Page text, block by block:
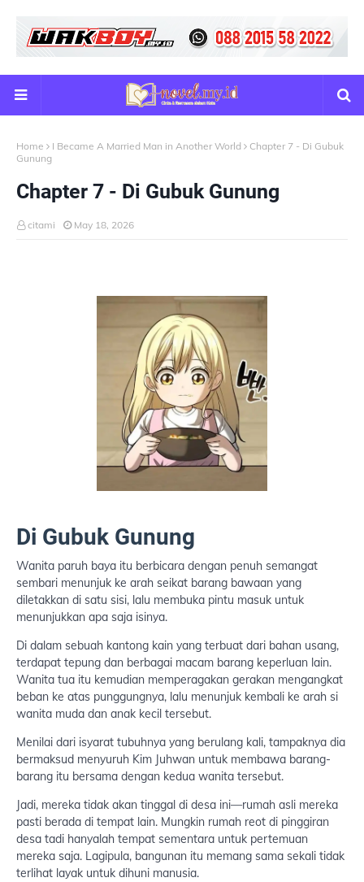
Home I Became A Married Man in Another World
Chapter 7 - Di Gubuk
Gunung
Chapter 7 - Di Gubuk Gunung
citami May 18, 2026
Di Gubuk Gunung
Wanita paruh baya itu berbicara dengan penuh semangat
sembari menunjuk ke arah seikat barang bawaan yang
diletakkan di satu sisi, lalu membuka pintu masuk untuk
menunjukkan apa saja isinya.
Di dalam sebuah kantong kain yang terbuat dari bahan usang,
terdapat tepung dan berbagai macam barang keperluan lain.
Wanita tua itu kemudian memperagakan gerakan mengangkat
beban ke atas punggungnya, lalu menunjuk kembali ke arah si
wanita muda dan anak kecil tersebut.
Menilai dari isyarat tubuhnya yang berulang kali, tampaknya dia
bermaksud menyuruh Kim Juhwan untuk membawa barang-
barang itu bersama dengan kedua wanita tersebut.
Jadi, mereka tidak akan tinggal di desa ini—rumah asli mereka
pasti berada di tempat lain. Mungkin rumah reot di pinggiran
desa tadi hanyalah tempat sementara untuk pertemuan
mereka saja. Lagipula, bangunan itu memang sama sekali tidak
terlihat layak untuk dihuni manusia.